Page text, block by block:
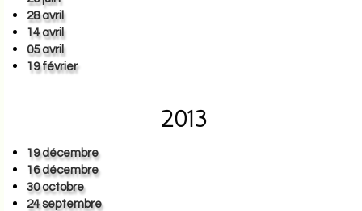
28 avril
14 avril
05 avril
19 février
2013
19 décembre
16 décembre
30 octobre
24 septembre